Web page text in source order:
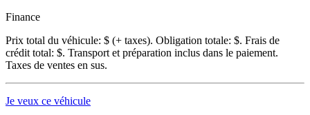
Finance
Prix total du véhicule: $ (+ taxes). Obligation totale: $. Frais de
crédit total: $. Transport et préparation inclus dans le paiement.
Taxes de ventes en sus.
Je veux ce véhicule